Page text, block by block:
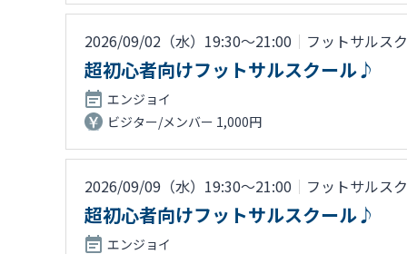
2026/09/02（水）19:30〜21:00 ｜ フットサルス
超初心者向けフットサルスクール♪
エンジョイ
ビジター/メンバー 1,000円
2026/09/09（水）19:30〜21:00 ｜ フットサルス
超初心者向けフットサルスクール♪
エンジョイ